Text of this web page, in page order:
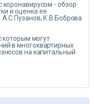
коронавирусом - обзор
и оценка ее
К.В.Боброва
которым могут
в многоквартирных
на капитальный